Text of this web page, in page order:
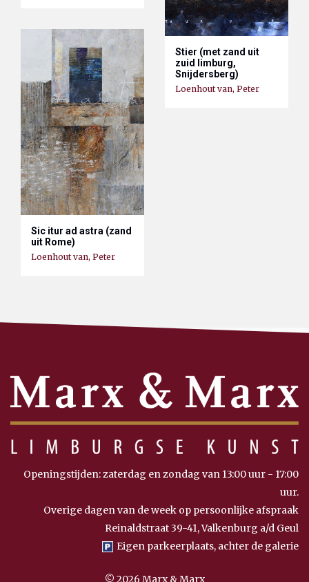
Stier (met zand uit
zuid limburg,
Snijdersberg)
Loenhout van, Peter
Sic itur ad astra (zand
uit Rome)
Loenhout van, Peter
Openingstijden: zaterdag en zondag van 13:00 uur - 17:00
uur.
Overige dagen van de week op persoonlijke afspraak
Reinaldstraat 39-41, Valkenburg a/d Geul
Eigen parkeerplaats, achter de galerie
© 2026 Marx & Marx